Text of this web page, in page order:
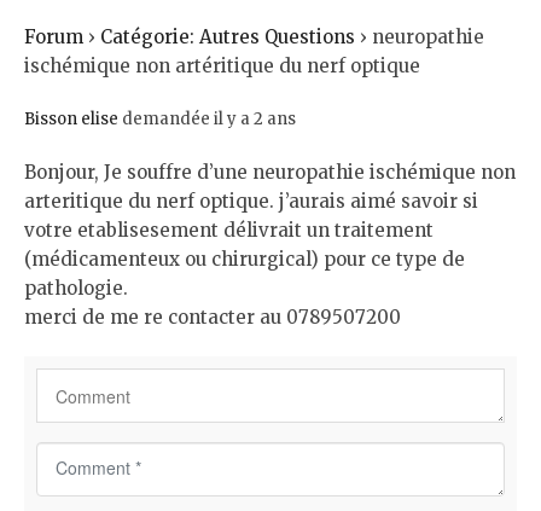
Forum › Catégorie: Autres Questions › neuropathie
ischémique non artéritique du nerf optique
Bisson elise demandée il y a 2 ans
Bonjour, Je souffre d’une neuropathie ischémique non
arteritique du nerf optique. j’aurais aimé savoir si
votre etablisesement délivrait un traitement
(médicamenteux ou chirurgical) pour ce type de
pathologie.
merci de me re contacter au 0789507200